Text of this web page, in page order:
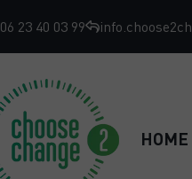
06 23 40 03 99
HOME